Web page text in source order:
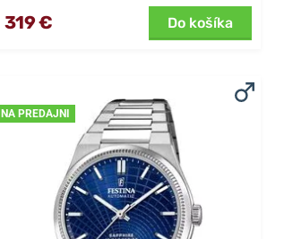
319 € Do košíka
NA PREDAJNI